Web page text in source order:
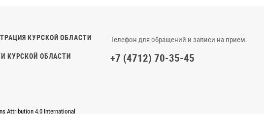
КУРСКОЙ ОБЛАСТИ
КУРСКОЙ ОБЛАСТИ
Телефон для обращений и записи на прием:
+7 (4712) 70-35-45
Attribution 4.0 International